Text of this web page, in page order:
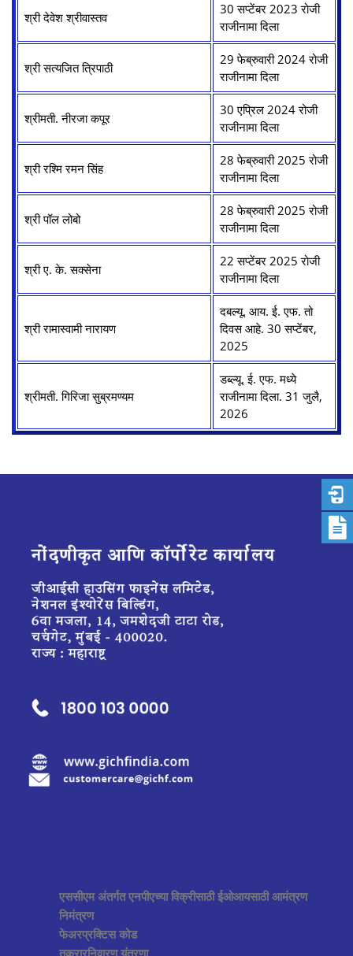
श्री देवेश श्रीवास्तव
30 सप्टेंबर 2023 रोजी
राजीनामा दिला
श्री सत्यजित त्रिपाठी
29 फेब्रुवारी 2024 रोजी
राजीनामा दिला
श्रीमती. नीरजा कपूर
30 एप्रिल 2024 रोजी
राजीनामा दिला
श्री रश्मि रमन सिंह
28 फेब्रुवारी 2025 रोजी
राजीनामा दिला
श्री पॉल लोबो
28 फेब्रुवारी 2025 रोजी
राजीनामा दिला
श्री ए. के. सक्सेना
22 सप्टेंबर 2025 रोजी
राजीनामा दिला
श्री रामास्वामी नारायण
दबल्यू. आय. ई. एफ. तो
दिवस आहे. 30 सप्टेंबर,
2025
श्रीमती. गिरिजा सुब्रमण्यम
डब्ल्यू. ई. एफ. मध्ये
राजीनामा दिला. 31 जुलै,
2026
एससीएम अंतर्गत एनपीएच्या विक्रीसाठी ईओआयसाठी आमंत्रण
निमंत्रण
फेअरप्रक्टिस कोड
तक्रारनिवारण यंत्रणा